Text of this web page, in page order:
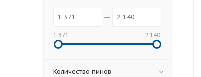
1 371 2 140
Количество пинов